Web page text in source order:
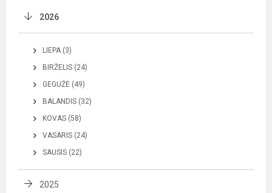
2026
LIEPA (3)
BIRŽELIS (24)
GEGUŽĖ (49)
BALANDIS (32)
KOVAS (58)
VASARIS (24)
SAUSIS (22)
2025